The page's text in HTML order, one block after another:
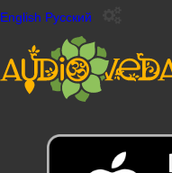
English Русский